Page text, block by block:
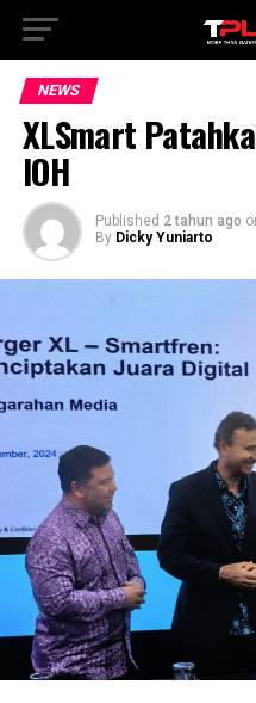
NEWS
XLSmart
IOH
Published 2 tahun ago
By Dicky Yuniarto